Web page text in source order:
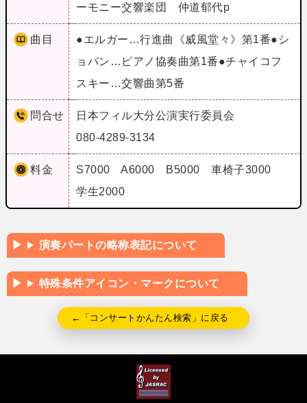
ーモニー交響楽団 仲道郁代p
曲目
●エルガー…行進曲《威風堂々》第1番●シ
ョパン…ピアノ協奏曲第1番●チャイコフ
スキー…交響曲第5番
問合せ
日本フィル大分公演実行委員会
080-4289-3134
料金
S7000 A6000 B5000 車椅子3000
学生2000
演奏パートの略称表記について
特殊条件アイコン・マークについて
←「コンサートかんたん検索」に戻る